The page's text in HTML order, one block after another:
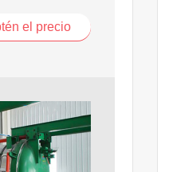
el precio